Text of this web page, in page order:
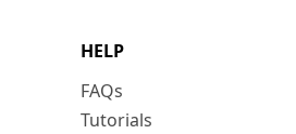
HELP
FAQs
Tutorials